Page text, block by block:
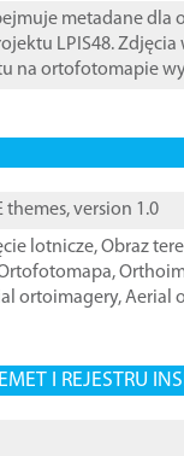
metadane dla
LPIS48.
na ortofotomapie
themes, version 1.0
lotnicze,Obraz
,
ortoimagery,Aerial
I REJESTRU